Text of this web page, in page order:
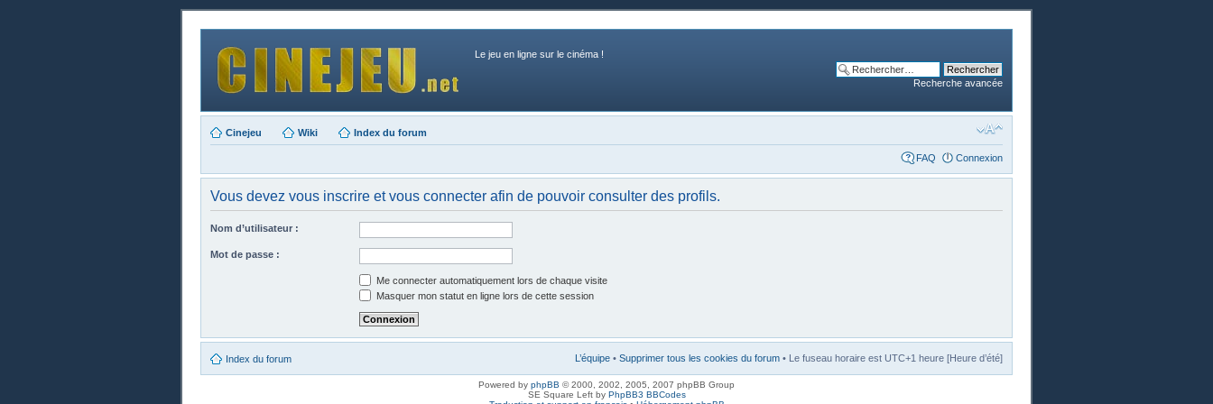
Le jeu en ligne sur le cinéma !
Recherche avancée
Cinejeu Wiki Index du forum
FAQ Connexion
Vous devez vous inscrire et vous connecter afin de pouvoir consulter des profils.
Nom d’utilisateur :
Mot de passe :
Me connecter automatiquement lors de chaque visite
Masquer mon statut en ligne lors de cette session
Index du forum L’équipe • Supprimer tous les cookies du forum • Le fuseau horaire est UTC+1 heure [Heure d’été]
Powered by phpBB © 2000, 2002, 2005, 2007 phpBB Group
SE Square Left by PhpBB3 BBCodes